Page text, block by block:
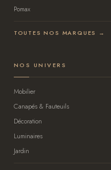
Pomax
TOUTES NOS MARQUES →
NOS UNIVERS
Mobilier
Canapés & Fauteuils
Décoration
Luminaires
Jardin